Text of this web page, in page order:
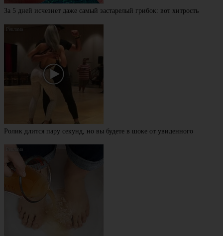
За 5 дней исчезнет даже самый застарелый грибок: вот хитрость
Ролик длится пару секунд, но вы будете в шоке от увиденного